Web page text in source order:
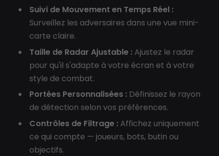
Suivi de Mouvement en Temps Réel :
Surveillez les adversaires dans une vue mini-
carte claire.
Taille de Radar Ajustable : Ajustez le radar
pour qu'il s'adapte à votre écran et à votre
style de combat.
Portées Personnalisées : Définissez le rayon
de détection selon vos préférences.
Contrôles de Filtrage : Affichez uniquement
ce qui compte — joueurs, bots, butin ou
objectifs.